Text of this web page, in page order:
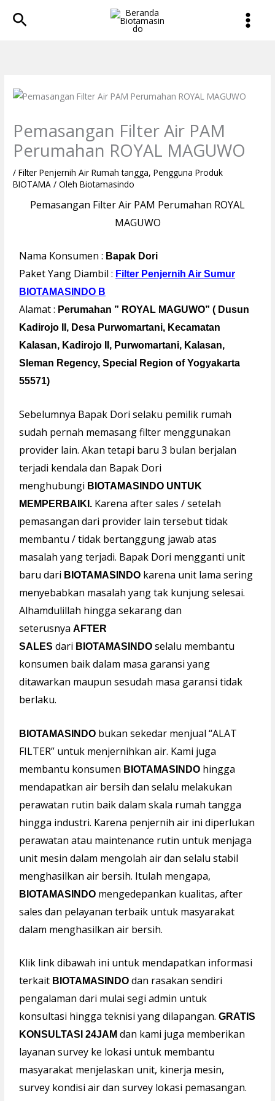
Cari
Pemasangan Filter Air PAM
Perumahan ROYAL MAGUWO
/Filter Penjernih Air Rumah tangga,Pengguna Produk
BIOTAMA / OlehBiotamasindo
Pemasangan Filter Air PAM Perumahan ROYAL
MAGUWO
Nama Konsumen : Bapak Dori
Paket Yang Diambil : Filter Penjernih Air Sumur
BIOTAMASINDO B
Alamat : Perumahan ” ROYAL MAGUWO” ( Dusun
Kadirojo II, Desa Purwomartani, Kecamatan
Kalasan, Kadirojo II, Purwomartani, Kalasan,
Sleman Regency, Special Region of Yogyakarta
55571)
Sebelumnya Bapak Dori selaku pemilik rumah
sudah pernah memasang filter menggunakan
provider lain. Akan tetapi baru 3 bulan berjalan
terjadi kendala dan Bapak Dori
menghubungi BIOTAMASINDO UNTUK
MEMPERBAIKI. Karena after sales / setelah
pemasangan dari provider lain tersebut tidak
membantu / tidak bertanggung jawab atas
masalah yang terjadi. Bapak Dori mengganti unit
baru dari BIOTAMASINDO karena unit lama sering
menyebabkan masalah yang tak kunjung selesai.
Alhamdulillah hingga sekarang dan
seterusnyaAFTER
SALESdari BIOTAMASINDOselalu membantu
konsumen baik dalam masa garansi yang
ditawarkan maupun sesudah masa garansi tidak
berlaku.
BIOTAMASINDO bukan sekedar menjual “ALAT
FILTER” untuk menjernihkan air. Kami juga
membantu konsumen BIOTAMASINDO hingga
mendapatkan air bersih dan selalu melakukan
perawatan rutin baik dalam skala rumah tangga
hingga industri. Karena penjernih air ini diperlukan
perawatan atau maintenance rutin untuk menjaga
unit mesin dalam mengolah air dan selalu stabil
menghasilkan air bersih. Itulah mengapa,
BIOTAMASINDO mengedepankan kualitas, after
sales dan pelayanan terbaik untuk masyarakat
dalam menghasilkan air bersih.
Klik link dibawah ini untuk mendapatkan informasi
terkait BIOTAMASINDOdan rasakan sendiri
pengalaman dari mulai segi admin untuk
konsultasi hingga teknisi yang dilapangan.GRATIS
KONSULTASI 24JAMdan kami juga memberikan
layanan survey ke lokasi untuk membantu
masyarakat menjelaskan unit, kinerja mesin,
survey kondisi air dan survey lokasi pemasangan.